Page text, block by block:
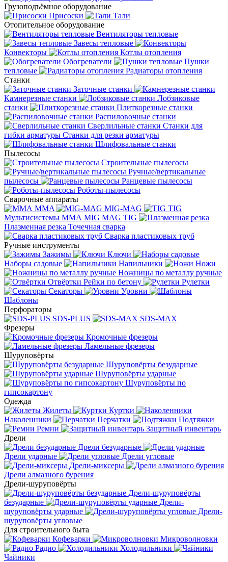
Грузоподъёмное оборудование
Присоски
Тали
Отопительное оборудование
Вентиляторы тепловые
Завесы тепловые
Конвекторы
Котлы отопления
Обогреватели
Пушки
тепловые
Радиаторы отопления
Станки
Заточные станки
Камнерезные станки
Лобзиковые
станки
Плиткорезные станки
Распиловочные станки
Сверлильные станки Станки для
гибки арматуры Станки для резки арматуры
Шлифовальные станки
Пылесосы
Строительные пылесосы
Ручные/вертикальные
пылесосы
Ранцевые пылесосы
Роботы-пылесосы
Сварочные аппараты
MMA
MIG-MAG
TIG
Мультисистемы ММА MIG MAG TIG
Плазменная резка Точечная сварка
Cварка пластиковых труб
Ручные инструменты
Зажимы
Ключи
Наборы садовые
Напильники
Ножи
Ножницы по металлу ручные
Отвёртки Рейки по бетону
Рулетки
Секаторы
Уровни
Шаблоны
Перфораторы
SDS-PLUS
SDS-MAX
Фрезеры
Кромочные фрезеры
Ламельные фрезеры
Шуруповёрты
Шуруповёрты безударные
Шуруповёрты ударные
Шуруповёрты по
гипсокартону
Одежда
Жилеты
Куртки
Наколенники
Перчатки
Подтяжки
Ремни
Защитный инвентарь
Дрели
Дрели безударные
Дрели ударные
Дрели угловые
Дрели-миксеры
Дрели алмазного бурения
Дрели-шуруповёрты
Дрели-шуруповёрты
безударные
Дрели-
шуруповёрты ударные
Дрели-
шуруповёрты угловые
Для строительного быта
Кофеварки
Микроволновки
Радио
Холодильники
Чайники